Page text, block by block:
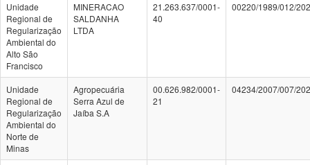
Unidade
Regional de
Regularização
Ambiental do
Alto São
Francisco
MINERACAO
SALDANHA
LTDA
21.263.637/0001-
40
00220/1989/012/
Unidade
Regional de
Regularização
Ambiental do
Norte de
Minas
Agropecuária
Serra Azul de
Jaíba S.A
00.626.982/0001-
21
04234/2007/007/